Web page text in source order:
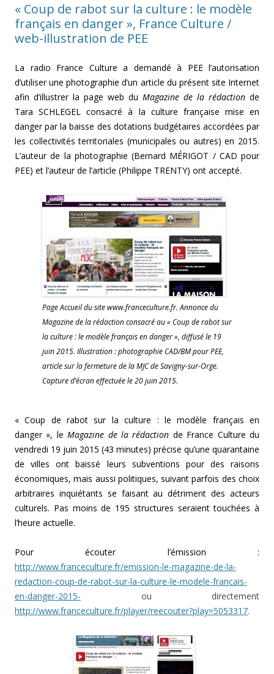
« Coup de rabot sur la culture : le modèle
français en danger », France Culture /
web-illustration de PEE
La radio France Culture a demandé à PEE l’autorisation
d’utiliser une photographie d’un article du présent site Internet
afin d’illustrer la page web du Magazine de la rédaction de
Tara SCHLEGEL consacré à la culture française mise en
danger par la baisse des dotations budgétaires accordées par
les collectivités territoriales (municipales ou autres) en 2015.
L’auteur de la photographie (Bernard MÉRIGOT / CAD pour
PEE) et l’auteur de l’article (Philippe TRENTY) ont accepté.
Page Accueil du site www.franceculture.fr. Annonce du
Magazine de la rédaction consacré au « Coup de rabot sur
la culture : le modèle français en danger », diffusé le 19
juin 2015. Illustration : photographie CAD/BM pour PEE,
article sur la fermeture de la MJC de Savigny-sur-Orge.
Capture d’écran effectuée le 20 juin 2015.
« Coup de rabot sur la culture : le modèle français en
danger », leMagazine de la rédaction de France Culture du
vendredi 19 juin 2015 (43 minutes) précise qu’une quarantaine
de villes ont baissé leurs subventions pour des raisons
économiques, mais aussi politiques, suivant parfois des choix
arbitraires inquiétants se faisant au détriment des acteurs
culturels. Pas moins de 195 structures seraient touchées à
l’heure actuelle.
Pour écouter l’émission :
http://www.franceculture.fr/emission-le-magazine-de-la-
redaction-coup-de-rabot-sur-la-culture-le-modele-francais-
en-danger-2015- ou directement
http://www.franceculture.fr/player/reecouter?play=5053317.